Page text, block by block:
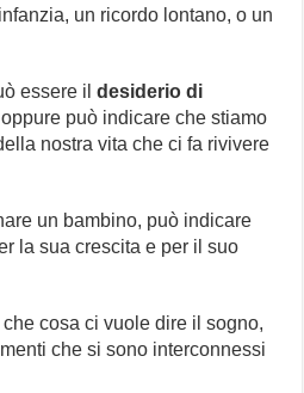
un ricordo lontano, o un
essere ildesiderio di
oppure può indicare che stiamo
nostra vita che ci fa rivivere
un bambino, può indicare
la sua crescita e per il suo
cosa ci vuole dire il sogno,
che si sono interconnessi